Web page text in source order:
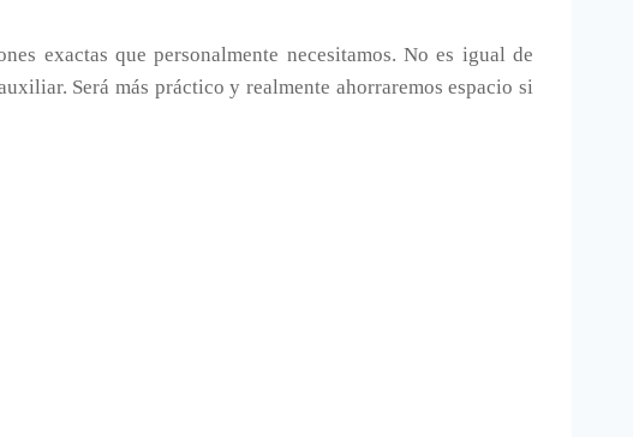
exactas que personalmente necesitamos. No es igual de
Será más práctico y realmente ahorraremos espacio si